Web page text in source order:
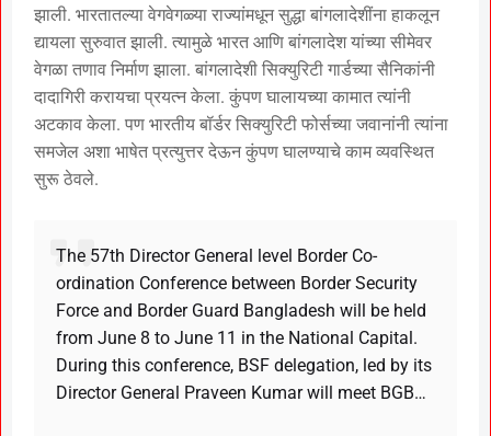
झाली. भारतातल्या वेगवेगळ्या राज्यांमधून सुद्धा बांगलादेशींना हाकलून
द्यायला सुरुवात झाली. त्यामुळे भारत आणि बांगलादेश यांच्या सीमेवर
वेगळा तणाव निर्माण झाला. बांगलादेशी सिक्युरिटी गार्डच्या सैनिकांनी
दादागिरी करायचा प्रयत्न केला. कुंपण घालायच्या कामात त्यांनी
अटकाव केला. पण भारतीय बॉर्डर सिक्युरिटी फोर्सच्या जवानांनी त्यांना
समजेल अशा भाषेत प्रत्युत्तर देऊन कुंपण घालण्याचे काम व्यवस्थित
सुरू ठेवले.
The 57th Director General level Border Co-
ordination Conference between Border Security
Force and Border Guard Bangladesh will be held
from June 8 to June 11 in the National Capital.
During this conference, BSF delegation, led by its
Director General Praveen Kumar will meet BGB…